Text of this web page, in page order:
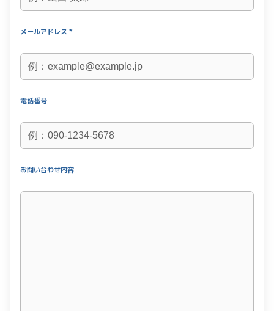
メールアドレス *
電話番号
お問い合わせ内容